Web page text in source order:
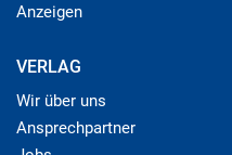
Anzeigen
VERLAG
Wir über uns
Ansprechpartner